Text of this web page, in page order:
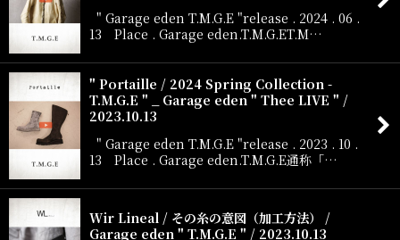
" Garage eden T.M.G.E "release . 2024 . 06 .
13 Place . Garage eden.T.M.G.ET.M…
" Portaille / 2024 Spring Collection -
T.M.G.E " _ Garage eden " Thee LIVE " /
2023.10.13
" Garage eden T.M.G.E "release . 2023 . 10 .
13 Place . Garage eden.T.M.G.E通称「…
Wir Lineal / その糸の意図（加工方法） /
Garage eden " T.M.G.E " / 2023.10.13